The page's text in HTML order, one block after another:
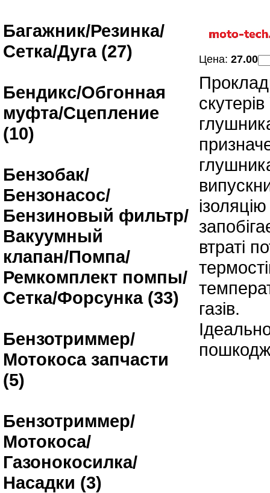
Багажник/Резинка/
Сетка/Дуга (27)
Бендикс/Обгонная
муфта/Сцепление
(10)
Бензобак/
Бензонасос/
Бензиновый фильтр/
Вакуумный
клапан/Помпа/
Ремкомплект помпы/
Сетка/Форсунка (33)
Бензотриммер/
Мотокоса запчасти
(5)
Бензотриммер/
Мотокоса/
Газонокосилка/
Насадки (3)
Цена: 27.00
втраті
газів.